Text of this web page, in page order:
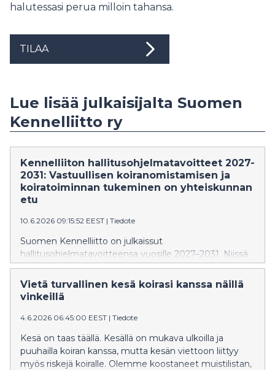
halutessasi perua milloin tahansa.
TILAA
Lue lisää julkaisijalta Suomen
Kennelliitto ry
Kennelliiton hallitusohjelmatavoitteet 2027-
2031: Vastuullisen koiranomistamisen ja
koiratoiminnan tukeminen on yhteiskunnan
etu
10.6.2026 09:15:52 EEST | Tiedote
Suomen Kennelliitto on julkaissut
hallitusohjelmatavoitteensa vuosille 2027–2031. Niissä
painotetaan hyvinvoivien koirien roolia osana
hyvinvoivaa ja vastuullista yhteiskuntaa.
Vietä turvallinen kesä koirasi kanssa näillä
vinkeillä
4.6.2026 06:45:00 EEST | Tiedote
Kesä on taas täällä. Kesällä on mukava ulkoilla ja
puuhailla koiran kanssa, mutta kesän viettoon liittyy
myös riskejä koiralle. Olemme koostaneet muistilistan,